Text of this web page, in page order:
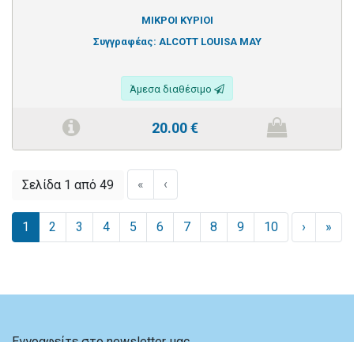
ΜΙΚΡΟΙ ΚΥΡΙΟΙ
Συγγραφέας: ALCOTT LOUISA MAY
Άμεσα διαθέσιμο
20.00€
Σελίδα 1 από 49 « ‹
1 2 3 4 5 6 7 8 9 10 › »